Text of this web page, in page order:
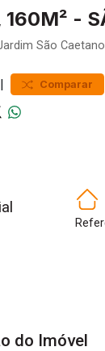
160M² -
São Caetano
| Comparar
do Imóvel